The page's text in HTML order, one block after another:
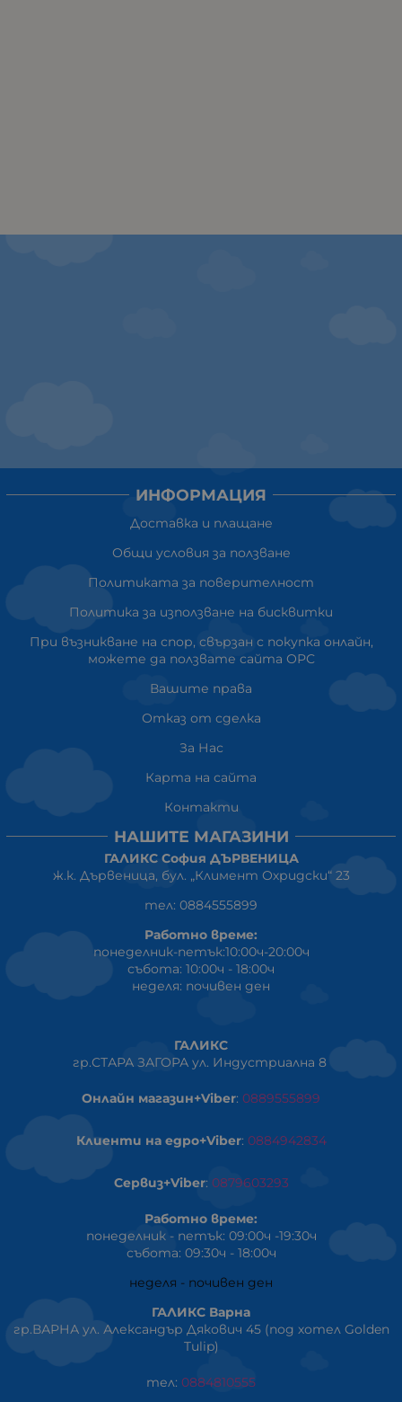
ИНФОРМАЦИЯ
Доставка и плащане
Общи условия за ползване
Политиката за поверителност
Политика за използване на бисквитки
При възникване на спор, свързан с покупка онлайн,
можете да ползвате сайта ОРС
Вашите права
Отказ от сделка
За Нас
Карта на сайта
Контакти
НАШИТЕ МАГАЗИНИ
ГАЛИКС София ДЪРВЕНИЦА
ж.к. Дървеница, бул. „Климент Охридски“ 23
тел: 0884555899
Работно време:
понеделник-петък:10:00ч-20:00ч
събота: 10:00ч - 18:00ч
неделя: почивен ден
ГАЛИКС
гр.СТАРА ЗАГОРА ул. Индустриална 8
Онлайн магазин+Viber: 0889555899
Клиенти на едро+Viber: 0884942834
Сервиз+Viber: 0879603293
Работно време:
понеделник - петък: 09:00ч -19:30ч
събота: 09:30ч - 18:00ч
неделя - почивен ден
ГАЛИКС Варна
гр.ВАРНА ул. Александър Дякович 45 (под хотел Golden
Tulip)
тел: 0884810555